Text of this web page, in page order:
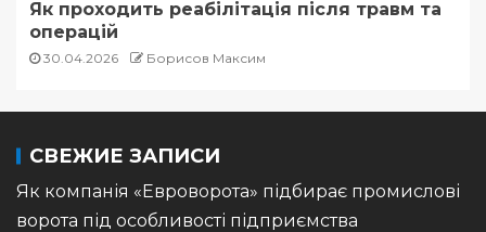
Як проходить реабілітація після травм та
операцій
30.04.2026 Борисов Максим
СВЕЖИЕ ЗАПИСИ
Як компанія «Евроворота» підбирає промислові
ворота під особливості підприємства